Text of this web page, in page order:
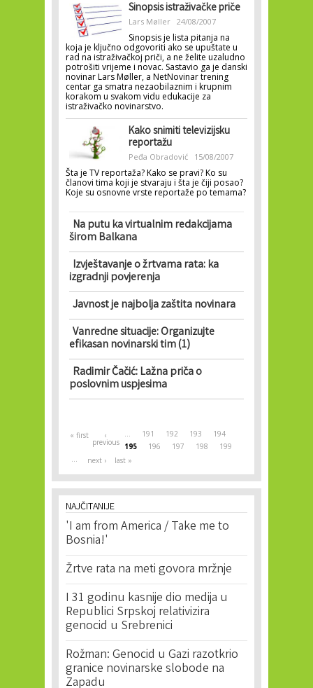
Sinopsis istraživačke priče
Lars Møller 24/08/2007
Sinopsis je lista pitanja na
koja je ključno odgovoriti ako se upuštate u
rad na istraživačkoj priči, a ne želite uzaludno
potrošiti vrijeme i novac. Sastavio ga je danski
novinar Lars Møller, a NetNovinar trening
centar ga smatra nezaobilaznim i krupnim
korakom u svakom vidu edukacije za
istraživačko novinarstvo.
Kako snimiti televizijsku
reportažu
Peđa Obradović 15/08/2007
Šta je TV reportaža? Kako se pravi? Ko su
članovi tima koji je stvaraju i šta je čiji posao?
Koje su osnovne vrste reportaže po temama?
Na putu ka virtualnim redakcijama
širom Balkana
Izvještavanje o žrtvama rata: ka
izgradnji povjerenja
Javnost je najbolja zaštita novinara
Vanredne situacije: Organizujte
efikasan novinarski tim (1)
Radimir Čačić: Lažna priča o
poslovnim uspjesima
Pages
« first ‹
previous
… 191 192 193
194
195
196 197 198
199
…
next › last »
NAJČITANIJE
'I am from America / Take me to
Bosnia!'
Žrtve rata na meti govora mržnje
I 31 godinu kasnije dio medija u
Republici Srpskoj relativizira
genocid u Srebrenici
Rožman: Genocid u Gazi razotkrio
granice novinarske slobode na
Zapadu